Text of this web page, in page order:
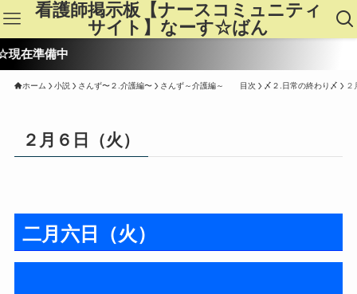
看護師掲示板【ナースコミュニティ
サイト】なーす☆ばん
準備中
ホーム 小説 さんず〜２.介護編〜 さんず～介護編～ 目次 〆２.日常の終わり〆 ２
２月６日（火）
二月六日（火）